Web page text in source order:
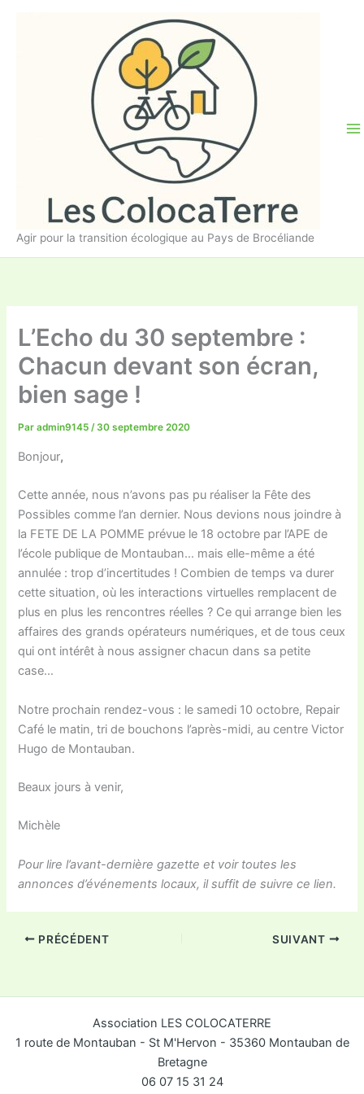
Agir pour la transition écologique au Pays de Brocéliande
L’Echo du 30 septembre :
Chacun devant son écran,
bien sage !
Paradmin9145/ 30 septembre 2020
Bonjour,
Cette année, nous n’avons pas pu réaliser la Fête des
Possibles comme l’an dernier. Nous devions nous joindre à
la FETE DE LA POMME prévue le 18 octobre par l’APE de
l’école publique de Montauban… mais elle-même a été
annulée : trop d’incertitudes ! Combien de temps va durer
cette situation, où les interactions virtuelles remplacent de
plus en plus les rencontres réelles ? Ce qui arrange bien les
affaires des grands opérateurs numériques, et de tous ceux
qui ont intérêt à nous assigner chacun dans sa petite
case…
Notre prochain rendez-vous : le samedi 10 octobre, Repair
Café le matin, tri de bouchons l’après-midi, au centre Victor
Hugo de Montauban.
Beaux jours à venir,
Michèle
Pour lire l’avant-dernière gazette et voir toutes les
annonces d’événements locaux, il suffit de suivre ce lien.
PRÉCÉDENT SUIVANT
Association LES COLOCATERRE
1 route de Montauban - St M'Hervon - 35360 Montauban de
Bretagne
06 07 15 31 24